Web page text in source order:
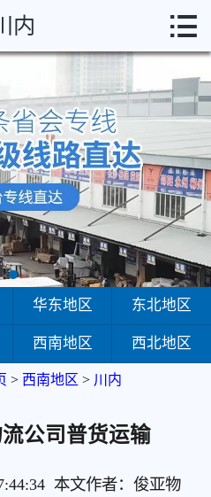
华北地区
华东地区
东北地区
华中地区
华南地区
西南地区
内 
华东地区 东北地区
西南地区 西北地区
> 西南地区 > 川内
公司普货运输
本文作者：俊亚物